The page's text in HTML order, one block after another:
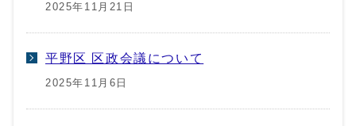
2025年11月21日
平野区 区政会議について
2025年11月6日